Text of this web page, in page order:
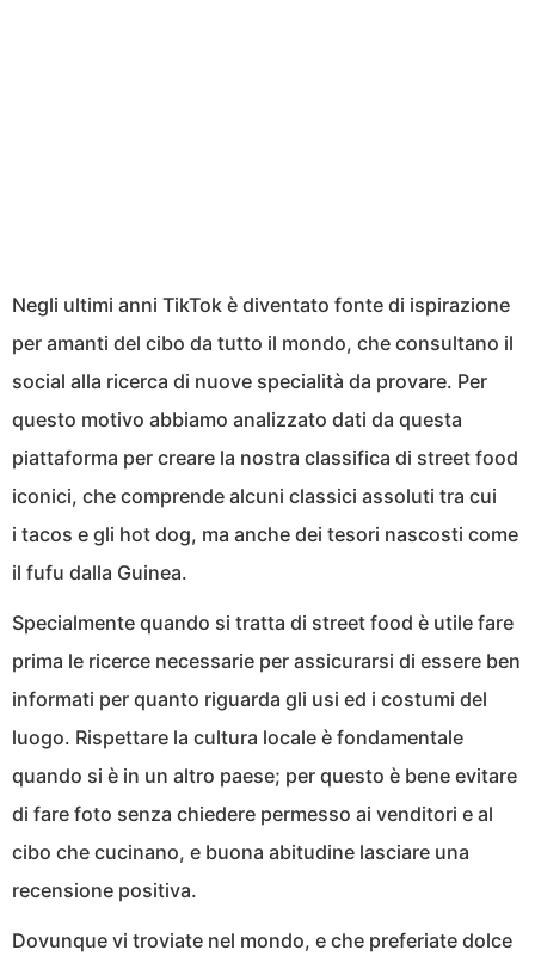
Negli ultimi anni TikTok è diventato fonte di ispirazione
per amanti del cibo da tutto il mondo, che consultano il
social alla ricerca di nuove specialità da provare. Per
questo motivo abbiamo analizzato dati da questa
piattaforma per creare la nostra classifica di street food
iconici, che comprende alcuni classici assoluti tra cui
i tacos e gli hot dog, ma anche dei tesori nascosti come
il fufu dalla Guinea.
Specialmente quando si tratta di street food è utile fare
prima le ricerce necessarie per assicurarsi di essere ben
informati per quanto riguarda gli usi ed i costumi del
luogo. Rispettare la cultura locale è fondamentale
quando si è in un altro paese; per questo è bene evitare
di fare foto senza chiedere permesso ai venditori e al
cibo che cucinano, e buona abitudine lasciare una
recensione positiva.
Dovunque vi troviate nel mondo, e che preferiate dolce